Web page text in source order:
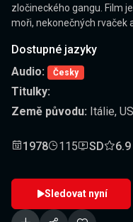
zločineckého gangu. Film
moři, nekonečných rvaček
Dostupné jazyky
Audio:
Česky
Titulky:
Země původu: Itálie,
1978 115 SD
Sledovat nyní